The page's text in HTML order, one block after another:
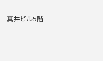
真井ビル5階